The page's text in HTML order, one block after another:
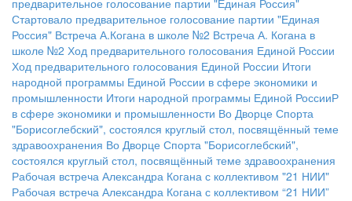
предварительное голосование партии "Единая Россия"
Стартовало предварительное голосование партии "Единая
Россия" Встреча А.Когана в школе №2 Встреча А. Когана в
школе №2 Ход предварительного голосования Единой России
Ход предварительного голосования Единой России Итоги
народной программы Единой России в сфере экономики и
промышленности Итоги народной программы Единой РоссииР
в сфере экономики и промышленности Во Дворце Спорта
"Борисоглебский", состоялся круглый стол, посвящённый теме
здравоохранения Во Дворце Спорта "Борисоглебский",
состоялся круглый стол, посвящённый теме здравоохранения
Рабочая встреча Александра Когана с коллективом "21 НИИ"
Рабочая встреча Александра Когана с коллективом “21 НИИ”